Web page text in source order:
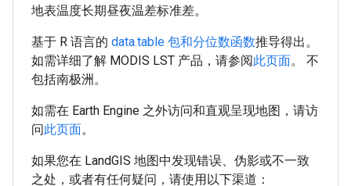
地表温度长期昼夜温差标准差。
基于 R 语言的 data.table 包和分位数函数推导得出。
如需详细了解 MODIS LST 产品，请参阅此页面。 不
包括南极洲。
如需在 Earth Engine 之外访问和直观呈现地图，请访
问此页面。
如果您在 LandGIS 地图中发现错误、伪影或不一致
之处，或者有任何疑问，请使用以下渠道：